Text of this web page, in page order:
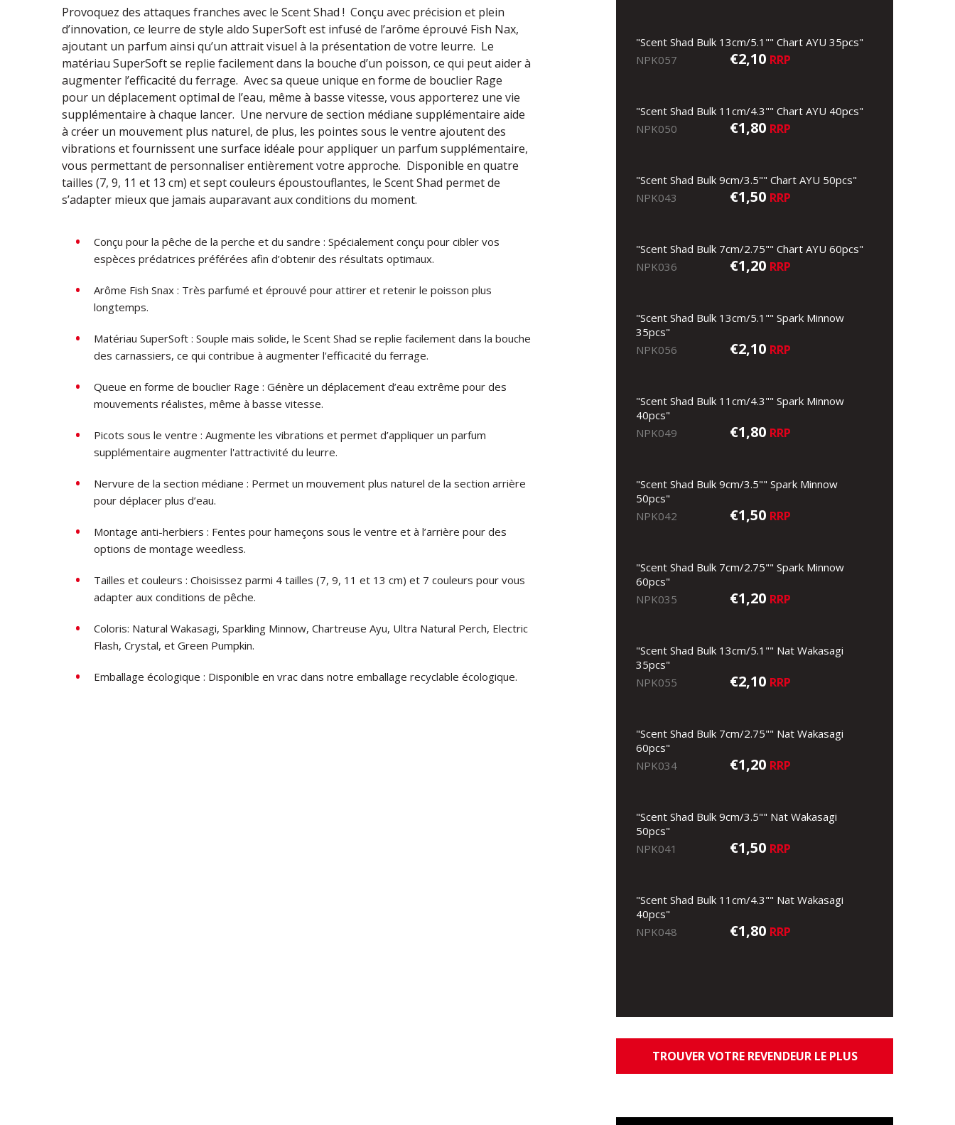
Provoquez des attaques franches avec le Scent Shad ! Conçu avec précision et plein
d’innovation, ce leurre de style aldo SuperSoft est infusé de l’arôme éprouvé Fish Nax,
ajoutant un parfum ainsi qu’un attrait visuel à la présentation de votre leurre. Le
matériau SuperSoft se replie facilement dans la bouche d’un poisson, ce qui peut aider à
augmenter l’efficacité du ferrage. Avec sa queue unique en forme de bouclier Rage
pour un déplacement optimal de l’eau, même à basse vitesse, vous apporterez une vie
supplémentaire à chaque lancer. Une nervure de section médiane supplémentaire aide
à créer un mouvement plus naturel, de plus, les pointes sous le ventre ajoutent des
vibrations et fournissent une surface idéale pour appliquer un parfum supplémentaire,
vous permettant de personnaliser entièrement votre approche. Disponible en quatre
tailles (7, 9, 11 et 13 cm) et sept couleurs époustouflantes, le Scent Shad permet de
s’adapter mieux que jamais auparavant aux conditions du moment.
Conçu pour la pêche de la perche et du sandre : Spécialement conçu pour cibler vos
espèces prédatrices préférées afin d’obtenir des résultats optimaux.
Arôme Fish Snax : Très parfumé et éprouvé pour attirer et retenir le poisson plus
longtemps.
Matériau SuperSoft : Souple mais solide, le Scent Shad se replie facilement dans la bouche
des carnassiers, ce qui contribue à augmenter l'efficacité du ferrage.
Queue en forme de bouclier Rage : Génère un déplacement d’eau extrême pour des
mouvements réalistes, même à basse vitesse.
Picots sous le ventre : Augmente les vibrations et permet d’appliquer un parfum
supplémentaire augmenter l'attractivité du leurre.
Nervure de la section médiane : Permet un mouvement plus naturel de la section arrière
pour déplacer plus d’eau.
Montage anti-herbiers : Fentes pour hameçons sous le ventre et à l’arrière pour des
options de montage weedless.
Tailles et couleurs : Choisissez parmi 4 tailles (7, 9, 11 et 13 cm) et 7 couleurs pour vous
adapter aux conditions de pêche.
Coloris: Natural Wakasagi, Sparkling Minnow, Chartreuse Ayu, Ultra Natural Perch, Electric
Flash, Crystal, et Green Pumpkin.
Emballage écologique : Disponible en vrac dans notre emballage recyclable écologique.
"Scent Shad Bulk 13cm/5.1"" Chart AYU 35pcs"
NPK057
€2,10 RRP
"Scent Shad Bulk 11cm/4.3"" Chart AYU 40pcs"
NPK050
€1,80 RRP
"Scent Shad Bulk 9cm/3.5"" Chart AYU 50pcs"
NPK043
€1,50 RRP
"Scent Shad Bulk 7cm/2.75"" Chart AYU 60pcs"
NPK036
€1,20 RRP
"Scent Shad Bulk 13cm/5.1"" Spark Minnow
35pcs"
NPK056
€2,10 RRP
"Scent Shad Bulk 11cm/4.3"" Spark Minnow
40pcs"
NPK049
€1,80 RRP
"Scent Shad Bulk 9cm/3.5"" Spark Minnow
50pcs"
NPK042
€1,50 RRP
"Scent Shad Bulk 7cm/2.75"" Spark Minnow
60pcs"
NPK035
€1,20 RRP
"Scent Shad Bulk 13cm/5.1"" Nat Wakasagi
35pcs"
NPK055
€2,10 RRP
"Scent Shad Bulk 7cm/2.75"" Nat Wakasagi
60pcs"
NPK034
€1,20 RRP
"Scent Shad Bulk 9cm/3.5"" Nat Wakasagi
50pcs"
NPK041
€1,50 RRP
"Scent Shad Bulk 11cm/4.3"" Nat Wakasagi
40pcs"
NPK048
€1,80 RRP
TROUVER VOTRE REVENDEUR LE PLUS